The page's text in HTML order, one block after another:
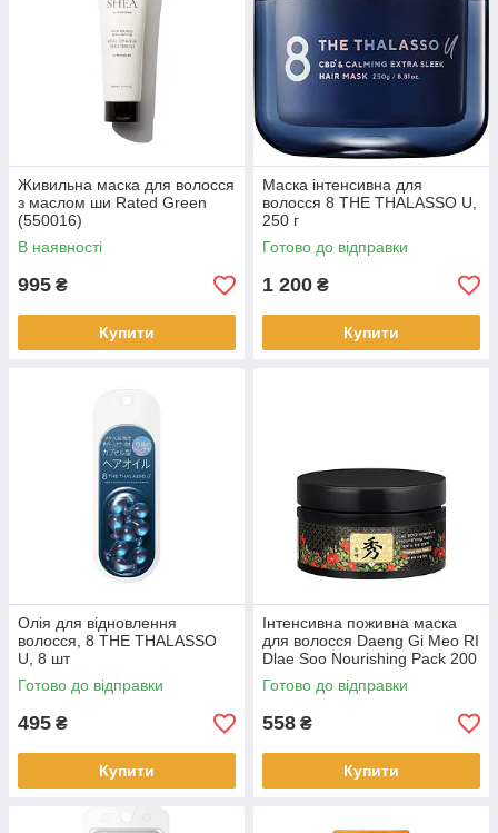
Живильна маска для волосся
з маслом ши Rated Green
(550016)
В наявності
995 ₴
Купити
Маска інтенсивна для
волосся 8 THE THALASSO U,
250 г
Готово до відправки
1 200 ₴
Купити
Олія для відновлення
волосся, 8 THE THALASSO
U, 8 шт
Готово до відправки
495 ₴
Купити
Інтенсивна поживна маска
для волосся Daeng Gi Meo RI
Dlae Soo Nourishing Pack 200
мл (08796)
Готово до відправки
558 ₴
Купити